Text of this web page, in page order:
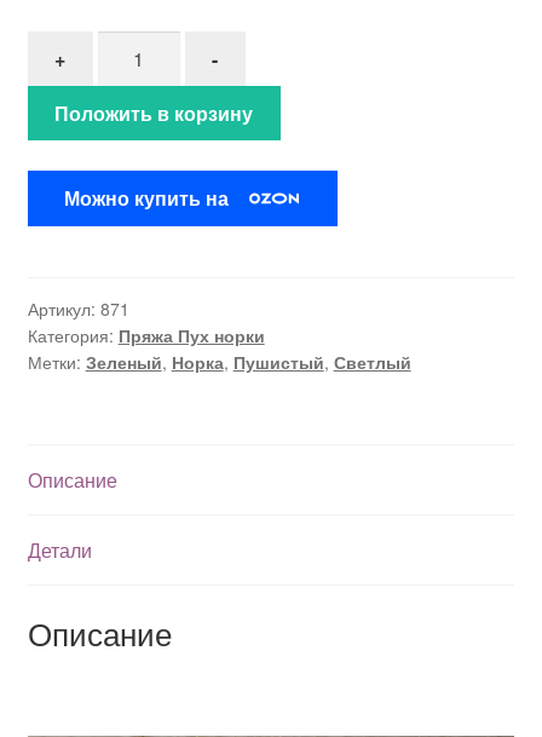
+
-
Положить в корзину
Можно купить на
Артикул: 871
Категория: Пряжа Пух норки
Метки: Зеленый, Норка, Пушистый, Светлый
Описание
Детали
Описание